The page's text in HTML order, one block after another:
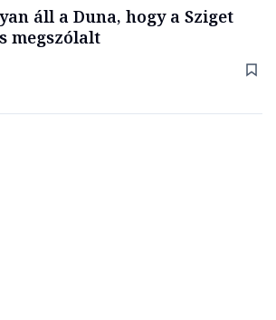
áll a Duna, hogy a Sziget
megszólalt